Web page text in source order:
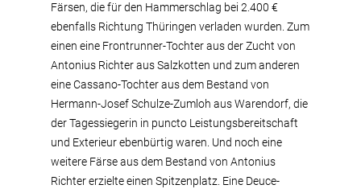
Färsen, die für den Hammerschlag bei 2.400 €
ebenfalls Richtung Thüringen verladen wurden. Zum
einen eine Frontrunner-Tochter aus der Zucht von
Antonius Richter aus Salzkotten und zum anderen
eine Cassano-Tochter aus dem Bestand von
Hermann-Josef Schulze-Zumloh aus Warendorf, die
der Tagessiegerin in puncto Leistungsbereitschaft
und Exterieur ebenbürtig waren. Und noch eine
weitere Färse aus dem Bestand von Antonius
Richter erzielte einen Spitzenplatz. Eine Deuce-